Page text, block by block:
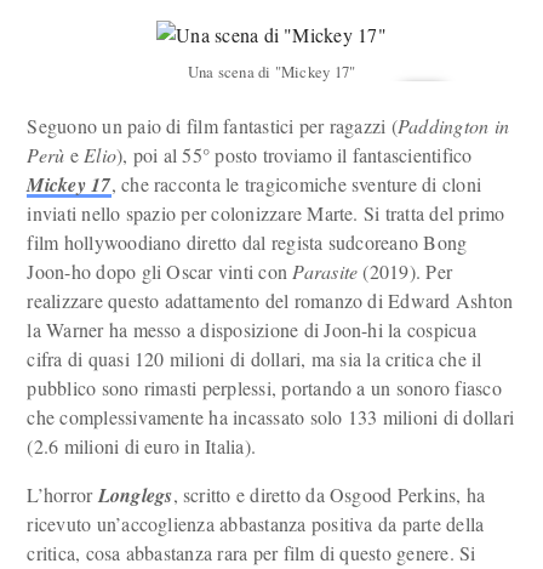
Una scena di "Mickey 17"
Seguono un paio di film fantastici per ragazzi (Paddington in
Perù e Elio), poi al 55° posto troviamo il fantascientifico
Mickey 17, che racconta le tragicomiche sventure di cloni
inviati nello spazio per colonizzare Marte. Si tratta del primo
film hollywoodiano diretto dal regista sudcoreano Bong
Joon-ho dopo gli Oscar vinti con Parasite(2019). Per
realizzare questo adattamento del romanzo di Edward Ashton
la Warner ha messo a disposizione di Joon-hi la cospicua
cifra di quasi 120 milioni di dollari, ma sia la critica che il
pubblico sono rimasti perplessi, portando a un sonoro fiasco
che complessivamente ha incassato solo 133 milioni di dollari
(2.6 milioni di euro in Italia).
L’horrorLonglegs, scritto e diretto da Osgood Perkins, ha
ricevuto un’accoglienza abbastanza positiva da parte della
critica, cosa abbastanza rara per film di questo genere. Si